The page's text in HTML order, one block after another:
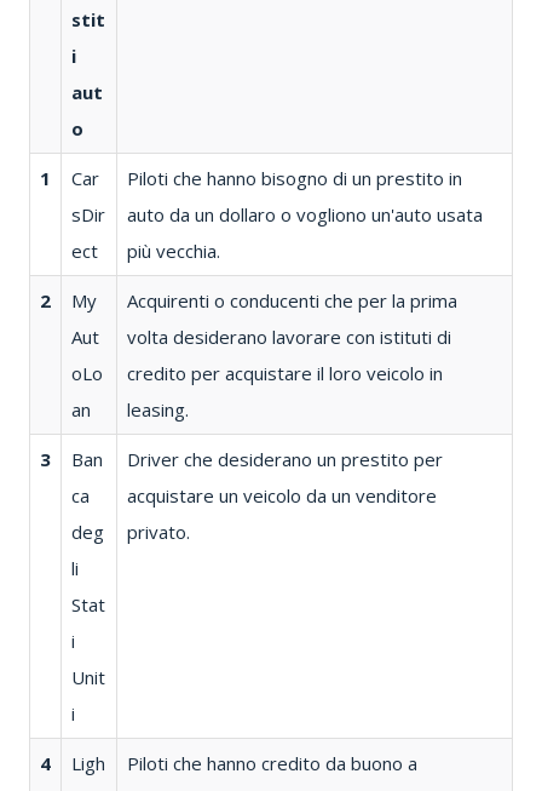
stit
i
aut
o
1
Car
sDir
ect
Piloti che hanno bisogno di un prestito in
auto da un dollaro o vogliono un'auto usata
più vecchia.
2
My
Aut
oLo
an
Acquirenti o conducenti che per la prima
volta desiderano lavorare con istituti di
credito per acquistare il loro veicolo in
leasing.
3
Ban
ca
deg
li
Stat
i
Unit
i
Driver che desiderano un prestito per
acquistare un veicolo da un venditore
privato.
4
Ligh
Piloti che hanno credito da buono a